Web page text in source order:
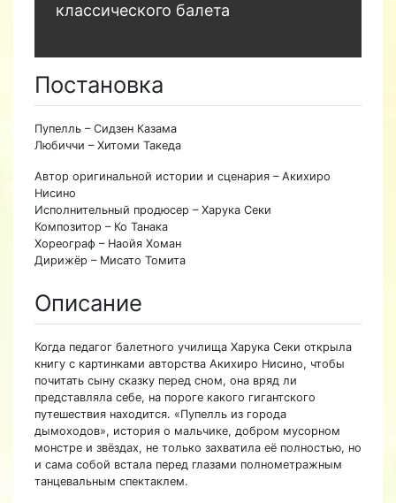
классического балета
Постановка
Пупелль – Сидзен Казама
Любиччи – Хитоми Такеда
Автор оригинальной истории и сценария – Акихиро
Нисино
Исполнительный продюсер – Харука Секи
Композитор – Ко Танака
Хореограф – Наойя Хоман
Дирижёр – Мисато Томита
Описание
Когда педагог балетного училища Харука Секи открыла
книгу с картинками авторства Акихиро Нисино, чтобы
почитать сыну сказку перед сном, она вряд ли
представляла себе, на пороге какого гигантского
путешествия находится. «Пупелль из города
дымоходов», история о мальчике, добром мусорном
монстре и звёздах, не только захватила её полностью, но
и сама собой встала перед глазами полнометражным
танцевальным спектаклем.